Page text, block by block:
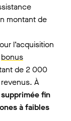
montant de
l’acquisition
bonus
de 2 000
À
fin
à faibles